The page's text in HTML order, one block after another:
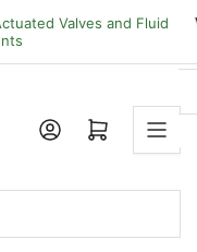
Valves and Fluid
Ouvrir le panier